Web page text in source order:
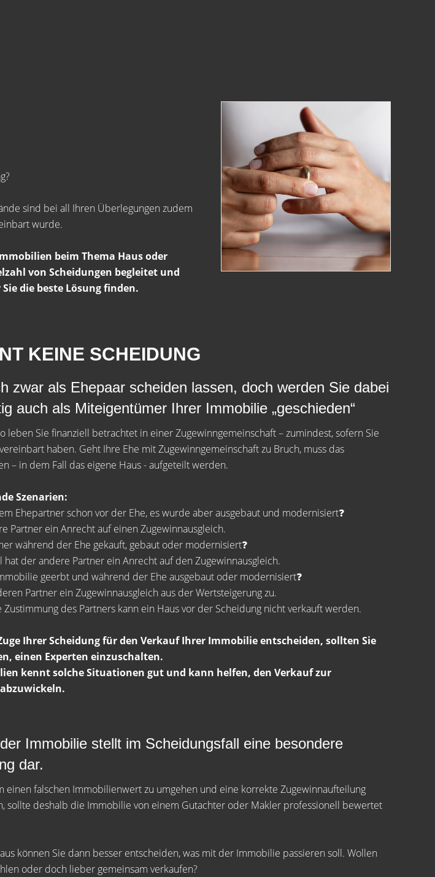
sind bei all Ihren Überlegungen zudem
wurde.
beim Thema Haus oder
von Scheidungen begleitet und
die beste Lösung finden.
KEINE SCHEIDUNG
zwar als Ehepaar scheiden lassen, doch werden Sie dabei
auch als Miteigentümer Ihrer Immobilie „geschieden“
leben Sie finanziell betrachtet in einer Zugewinngemeinschaft – zumindest, sofern Sie
haben. Geht Ihre Ehe mit Zugewinngemeinschaft zu Bruch, muss das
– in dem Fall das eigene Haus - aufgeteilt werden.
Szenarien:
Ehepartner schon vor der Ehe, es wurde aber ausgebaut und modernisiert❓
Partner ein Anrecht auf einen Zugewinnausgleich.
während der Ehe gekauft, gebaut oder modernisiert❓
der andere Partner ein Anrecht auf den Zugewinnausgleich.
geerbt und während der Ehe ausgebaut oder modernisiert❓
Partner ein Zugewinnausgleich aus der Wertsteigerung zu.
des Partners kann ein Haus vor der Scheidung nicht verkauft werden.
Ihrer Scheidung für den Verkauf Ihrer Immobilie entscheiden, sollten Sie
einen Experten einzuschalten.
kennt solche Situationen gut und kann helfen, den Verkauf zur
Immobilie stellt im Scheidungsfall eine besondere
dar.
falschen Immobilienwert zu umgehen und eine korrekte Zugewinnaufteilung
sollte deshalb die Immobilie von einem Gutachter oder Makler professionell bewertet
können Sie dann besser entscheiden, was mit der Immobilie passieren soll. Wollen
oder doch lieber gemeinsam verkaufen?